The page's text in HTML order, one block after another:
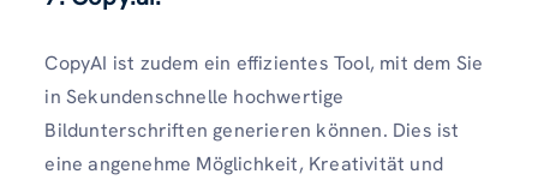
CopyAI ist zudem ein effizientes Tool, mit dem Sie
in Sekundenschnelle hochwertige
Bildunterschriften generieren können. Dies ist
eine angenehme Möglichkeit, Kreativität und